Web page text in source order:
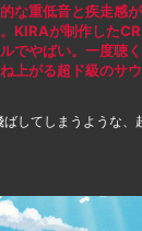
な重低音と疾走感
KIRAが制作した
でやばい。一度聴
上がる超ド級のサ
してしまうような、